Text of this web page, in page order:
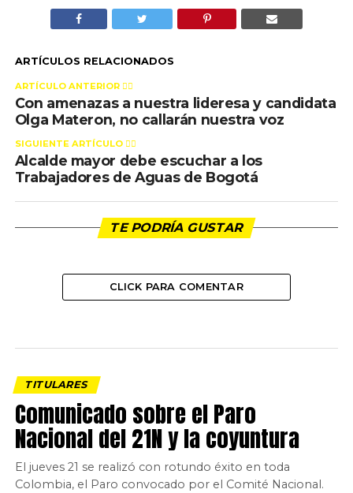
ARTÍCULOS RELACIONADOS
ARTÍCULO ANTERIOR 👉🏻
Con amenazas a nuestra lideresa y candidata
Olga Materon, no callarán nuestra voz
SIGUIENTE ARTÍCULO 👈🏻
Alcalde mayor debe escuchar a los
Trabajadores de Aguas de Bogotá
TE PODRÍA GUSTAR
CLICK PARA COMENTAR
TITULARES
Comunicado sobre el Paro
Nacional del 21N y la coyuntura
El jueves 21 se realizó con rotundo éxito en toda
Colombia, el Paro convocado por el Comité Nacional.